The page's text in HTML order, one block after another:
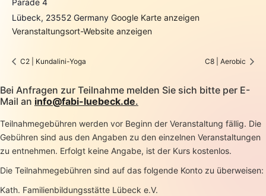
Parade 4
Lübeck, 23552 Germany Google Karte anzeigen
Veranstaltungsort-Website anzeigen
C2 | Kundalini-Yoga C8 | Aerobic
Bei Anfragen zur Teilnahme melden Sie sich bitte per E-
Mail an info@fabi-luebeck.de.
Teilnahmegebühren werden vor Beginn der Veranstaltung fällig. Die
Gebühren sind aus den Angaben zu den einzelnen Veranstaltungen
zu entnehmen. Erfolgt keine Angabe, ist der Kurs kostenlos.
Die Teilnahmegebühren sind auf das folgende Konto zu überweisen:
Kath. Familienbildungsstätte Lübeck e.V.